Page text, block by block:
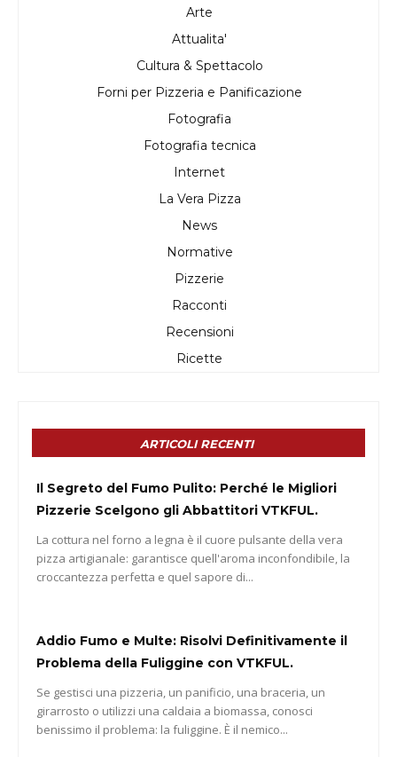
Arte
Attualita'
Cultura & Spettacolo
Forni per Pizzeria e Panificazione
Fotografia
Fotografia tecnica
Internet
La Vera Pizza
News
Normative
Pizzerie
Racconti
Recensioni
Ricette
ARTICOLI RECENTI
Il Segreto del Fumo Pulito: Perché le Migliori
Pizzerie Scelgono gli Abbattitori VTKFUL.
La cottura nel forno a legna è il cuore pulsante della vera
pizza artigianale: garantisce quell'aroma inconfondibile, la
croccantezza perfetta e quel sapore di...
Addio Fumo e Multe: Risolvi Definitivamente il
Problema della Fuliggine con VTKFUL.
Se gestisci una pizzeria, un panificio, una braceria, un
girarrosto o utilizzi una caldaia a biomassa, conosci
benissimo il problema: la fuliggine. È il nemico...